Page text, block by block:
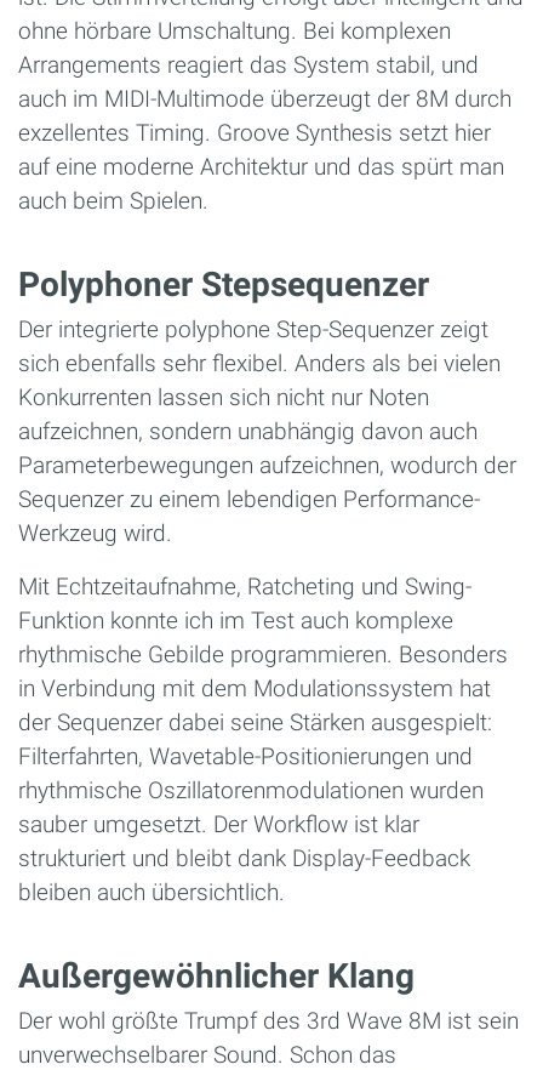
ohne hörbare Umschaltung. Bei komplexen
Arrangements reagiert das System stabil, und
auch im MIDI-Multimode überzeugt der 8M durch
exzellentes Timing. Groove Synthesis setzt hier
auf eine moderne Architektur und das spürt man
auch beim Spielen.
Polyphoner Stepsequenzer
Der integrierte polyphone Step-Sequenzer zeigt
sich ebenfalls sehr flexibel. Anders als bei vielen
Konkurrenten lassen sich nicht nur Noten
aufzeichnen, sondern unabhängig davon auch
Parameterbewegungen aufzeichnen, wodurch der
Sequenzer zu einem lebendigen Performance-
Werkzeug wird.
Mit Echtzeitaufnahme, Ratcheting und Swing-
Funktion konnte ich im Test auch komplexe
rhythmische Gebilde programmieren. Besonders
in Verbindung mit dem Modulationssystem hat
der Sequenzer dabei seine Stärken ausgespielt:
Filterfahrten, Wavetable-Positionierungen und
rhythmische Oszillatorenmodulationen wurden
sauber umgesetzt. Der Workflow ist klar
strukturiert und bleibt dank Display-Feedback
bleiben auch übersichtlich.
Außergewöhnlicher Klang
Der wohl größte Trumpf des 3rd Wave 8M ist sein
unverwechselbarer Sound. Schon das